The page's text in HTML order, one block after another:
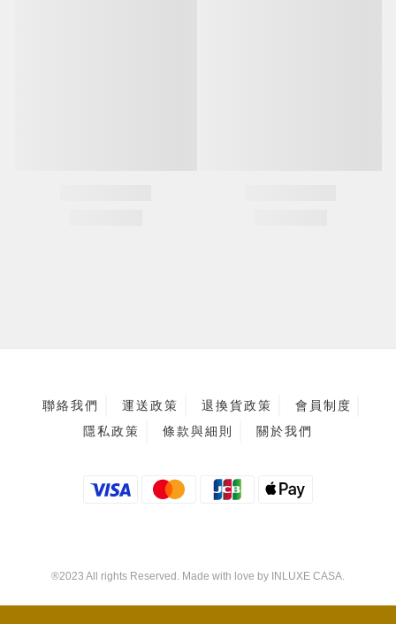
聯絡我們 運送政策 退換貨政策
會員制度
隱私政策
條款與細則 關於我們
®2023 All rights Reserved. Made with love by INLUXE CASA.